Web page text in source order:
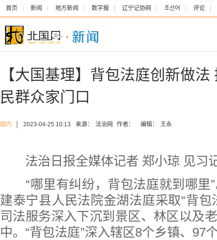
首页 新闻 地方新闻 数字报 辽宁记协网 조선어 评论
【大国基理】背包法庭创新做法
民群众家门口
国内 2023-04-25 10:13 来源： 法治网 作者： 编辑： 王永
法治日报全媒体记者 郑小琼 见习
“哪里有纠纷，背包法庭就到哪里”
建泰宁县人民法院金湖法庭采取“背包
司法服务深入下沉到景区、林区以及
中。“背包法庭”深入辖区8个乡镇、97